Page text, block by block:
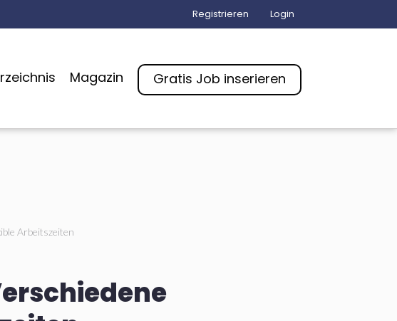
Login
Registrieren
Magazin Gratis Job inserieren
Arbeitszeiten